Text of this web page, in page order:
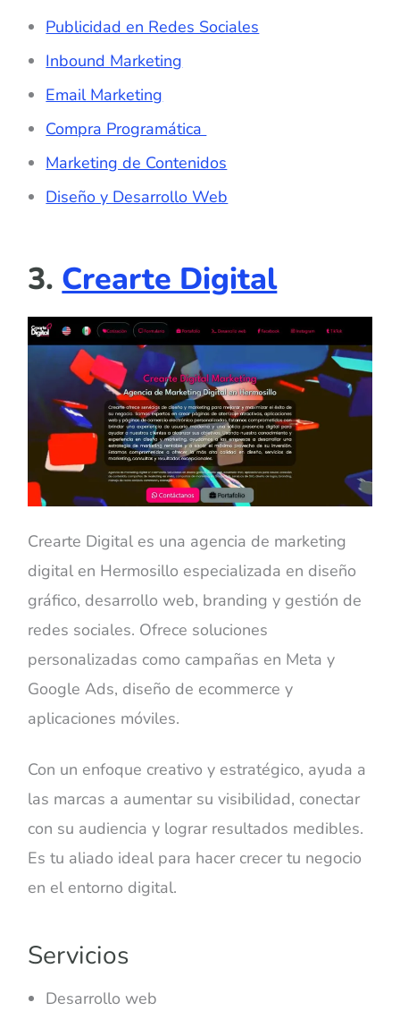
Publicidad en Redes Sociales
Inbound Marketing
Email Marketing
Compra Programática
Marketing de Contenidos
Diseño y Desarrollo Web
3. Crearte Digital
Crearte Digital es una agencia de marketing
digital en Hermosillo especializada en diseño
gráfico, desarrollo web, branding y gestión de
redes sociales. Ofrece soluciones
personalizadas como campañas en Meta y
Google Ads, diseño de ecommerce y
aplicaciones móviles.
Con un enfoque creativo y estratégico, ayuda a
las marcas a aumentar su visibilidad, conectar
con su audiencia y lograr resultados medibles.
Es tu aliado ideal para hacer crecer tu negocio
en el entorno digital.
Servicios
Desarrollo web